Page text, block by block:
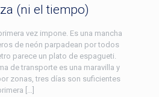
(ni el tiempo)
vez impone. Es una mancha
de neón parpadean por todos
parece un plato de espagueti.
de transporte es una maravilla y
zonas, tres días son suficientes
[…]